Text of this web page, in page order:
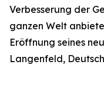
Verbesserung der
ganzen Welt
Eröffnung seines
Langenfeld,